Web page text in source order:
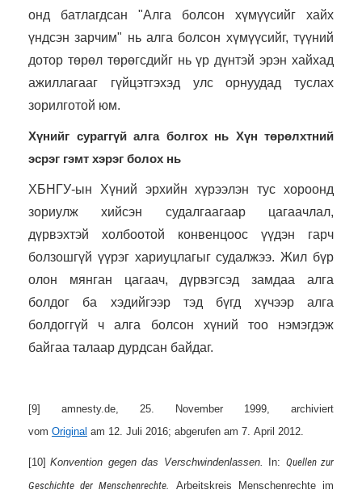
онд батлагдсан "Алга болсон хүмүүсийг хайх
үндсэн зарчим" нь алга болсон хүмүүсийг, түүний
дотор төрөл төрөгсдийг нь үр дүнтэй эрэн хайхад
ажиллагааг гүйцэтгэхэд улс орнуудад туслах
зорилготой юм.
Хүнийг сураггүй алга болгох нь Хүн төрөлхтний
эсрэг гэмт хэрэг болох нь
ХБНГУ-ын Хүний эрхийн хүрээлэн тус хороонд
зориулж хийсэн судалгаагаар цагаачлал,
дүрвэхтэй холбоотой конвенцоос үүдэн гарч
болзошгүй үүрэг хариуцлагыг судалжээ. Жил бүр
олон мянган цагаач, дүрвэгсэд замдаа алга
болдог ба хэдийгээр тэд бүгд хүчээр алга
болдоггүй ч алга болсон хүний тоо нэмэгдэж
байгаа талаар дурдсан байдаг.
[9]
amnesty.de, 25. November 1999, archiviert
vom Original am 12. Juli 2016; abgerufen am 7. April 2012.
[10] Konvention gegen das Verschwindenlassen. In: Quellen zur
Geschichte der Menschenrechte. Arbeitskreis Menschenrechte im